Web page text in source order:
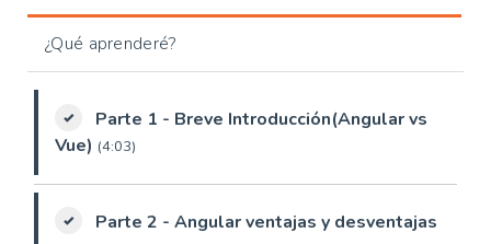
¿Qué aprenderé?
Parte 1 - Breve Introducción(Angular vs
Vue) (4:03)
Parte 2 - Angular ventajas y desventajas